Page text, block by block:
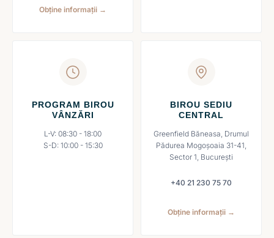
Obține informații →
PROGRAM BIROU
VÂNZĂRI
L-V: 08:30 - 18:00
S-D: 10:00 - 15:30
BIROU SEDIU
CENTRAL
Greenfield Băneasa, Drumul
Pădurea Mogoșoaia 31-41,
Sector 1, București
+40 21 230 75 70
Obține informații →